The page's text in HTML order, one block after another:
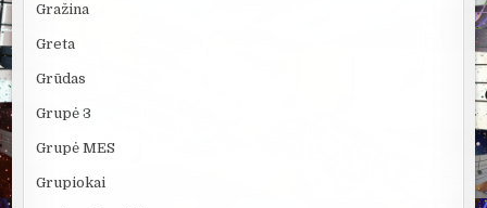
Gražina
Greta
Grūdas
Grupė 3
Grupė MES
Grupiokai